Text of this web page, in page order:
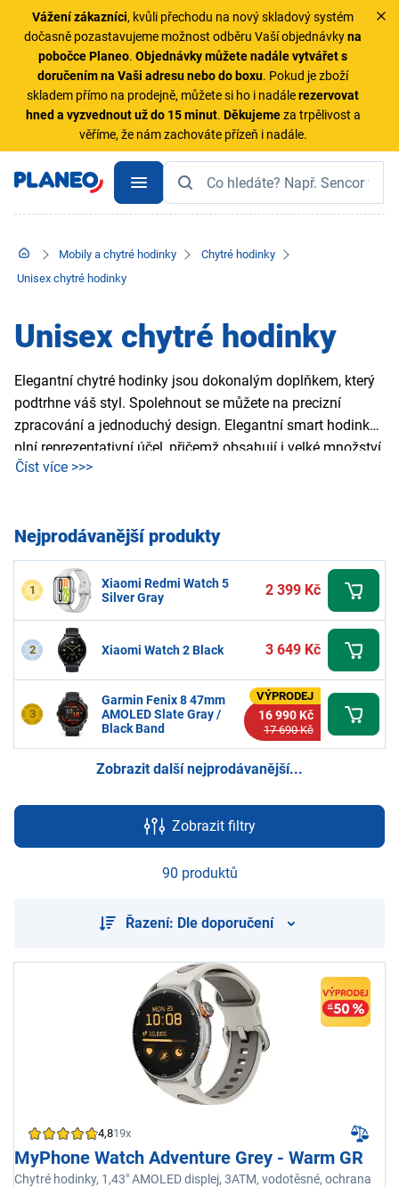
Vážení zákazníci, kvůli přechodu na nový skladový systém
dočasně pozastavujeme možnost odběru Vaší objednávkyna
pobočce Planeo.Objednávky můžete nadále vytvářet s
doručením na Vaši adresu nebo do boxu. Pokud je zboží
skladem přímo na prodejně, můžete si ho i nadálerezervovat
hned a vyzvednout už do 15 minut. Děkujemeza trpělivost a
věříme, že nám zachováte přízeň i nadále.
Mobily a chytré hodinky
Chytré hodinky
Unisex chytré hodinky
Unisex chytré hodinky
Elegantní chytré hodinky jsou dokonalým doplňkem, který
podtrhne váš styl. Spolehnout se můžete na precizní
zpracování a jednoduchý design. Elegantní smart hodinky
plní reprezentativní účel, přičemž obsahují i velké množství
funkcí. V nabídce zakoupíte elegantní chytré hodinky
Číst více >>>
Nejprodávanější produkty
1
Xiaomi Redmi Watch 5
Silver Gray
2 399 Kč
2 Xiaomi Watch 2 Black 3 649 Kč
3
Garmin Fenix 8 47mm
AMOLED Slate Gray /
Black Band
VÝPRODEJ
16 990 Kč
17 690 Kč
Zobrazit další nejprodávanější...
Zobrazit filtry
90 produktů
Řazení: Dle doporučení
4,819x
MyPhone Watch Adventure Grey - Warm GR
Chytré hodinky, 1,43" AMOLED displej, 3ATM, vodotěsné, ochrana